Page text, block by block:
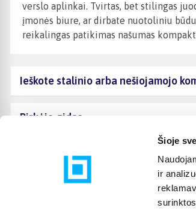
Šioje
ir
verslo aplinkai. Tvirtas, bet stilingas
įmonės biure, ar dirbate nuotoliniu
reikalingas patikimas našumas
Ieškote stalinio arba nešiojamojo
Pirkėjo gidas